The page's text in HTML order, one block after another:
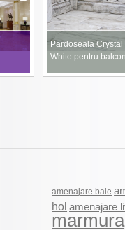
Pardoseala Crystal
White pentru
amenajare baie
hol amenajare
marmura